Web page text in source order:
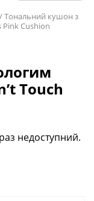
/Тональний кушон з
Pink Cushion
Touch
недоступний.